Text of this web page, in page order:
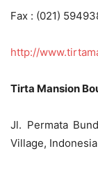
Fax : (021)
http://
Tirta Mansion
Jl. Permata
Village, Indonesia